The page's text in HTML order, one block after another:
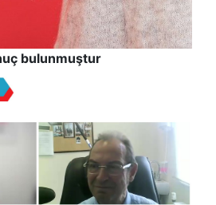
bulunmuştur